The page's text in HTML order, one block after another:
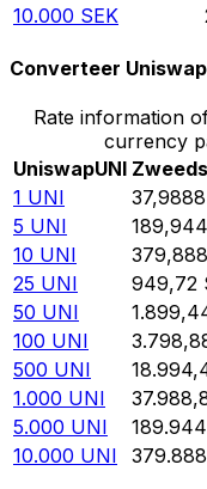
10.000 SEK
Converteer
Rate information
currency
UniswapUNI
1 UNI 37,9888
5 UNI 189,944
10 UNI 379,888
25 UNI 949,72
50 UNI
100 UNI
500 UNI
1.000 UNI
5.000 UNI 189.944
10.000 UNI 379.888